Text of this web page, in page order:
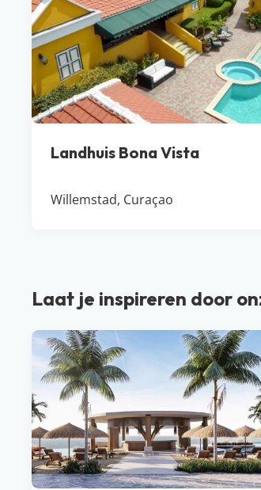
Landhuis Bona Vista
Willemstad, Curaçao
Laat je inspireren door